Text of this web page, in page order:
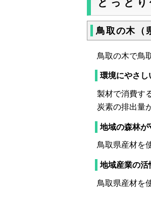
とっと
鳥取の木（
鳥取の木で鳥
環境にやさし
製材で消費す
炭素の排出量
地域の森林が
鳥取県産材を
地域産業の活
鳥取県産材を